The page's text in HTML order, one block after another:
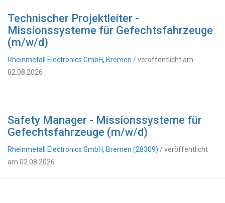
Technischer Projektleiter -
Missionssysteme für Gefechtsfahrzeuge
(m/w/d)
Rheinmetall Electronics GmbH, Bremen / veröffentlicht am
02.08.2026
Safety Manager - Missionssysteme für
Gefechtsfahrzeuge (m/w/d)
Rheinmetall Electronics GmbH, Bremen (28309) / veröffentlicht
am 02.08.2026